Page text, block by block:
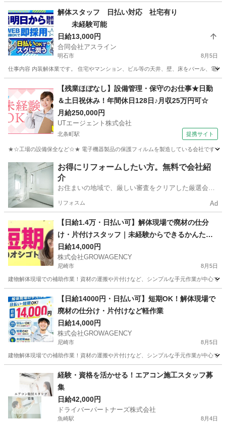
県庁前駅 その他 スタッフ
解体スタッフ 日払い対応 社宅有り
未経験可能
日給13,000円
合同会社アスライン
明石市 8月5日
仕事内容 内装解体業です。 住宅やマンション、ビル等の天井、壁、床をバール、電
その他 スタッフ
【残業ほぼなし】設備管理・保守のお仕事★日勤
＆土日祝休み！年間休日128日♪月収25万円可☆
月給250,000円
UTエージェント株式会社
北条町駅 提携サイト
★☆工場の設備保全など☆★ 電子機器製品の保護フィルムを製造している会社です ＼
兵庫 加西市 北条町駅 生産管理
お得にリフォームしたい方。無料で会社紹
介
お住まいの地域で、厳しい審査をクリアした厳選会社
リフォスム Ad
【日給1.4万・日払い可】解体現場で廃材の仕分
け・片付けスタッフ｜未経験からできるかんたん
作業
日給14,000円
株式会社GROWAGENCY
尼崎市 8月5日
建物解体現場での補助作業！資材の運搬や片付けなど、シンプルな手元作業が中心で
その他
【日給14000円・日払い可】短期OK！解体現場で
廃材の仕分け・片付けなど軽作業
日給14,000円
株式会社GROWAGENCY
尼崎市 8月5日
建物解体現場での補助作業！資材の運搬や片付けなど、シンプルな手元作業が中心で
その他 廃材
経験・資格を活かせる！エアコン施工スタッフ募
集
日給42,000円
ドライバーパートナーズ株式会社
魚崎駅 8月4日